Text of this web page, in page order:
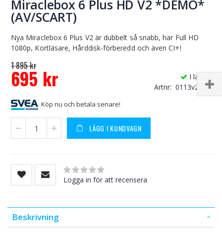
Miraclebox 6 Plus HD V2 *DEMO*
(AV/SCART)
Nya Miraclebox 6 Plus V2 är dubbelt så snabb, har Full HD
1080p, Kortläsare, Hårddisk-förberedd och även CI+!
1 895 kr
Special
695 kr
I lager
Artnr
0113v2-11
Köp nu och betala senare!
LÄGG I KUNDVAGN
Rating:
0% of100
Logga in för att recensera
Beskrivning